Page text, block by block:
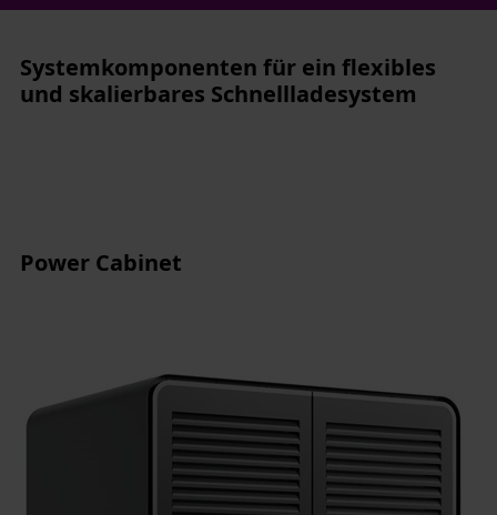
Systemkomponenten für ein flexibles
und skalierbares Schnellladesystem
Power Cabinet